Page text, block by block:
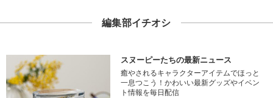
編集部イチオシ
スヌーピーたちの最新ニュース
癒やされるキャラクターアイテムでほっと
一息つこう！かわいい最新グッズやイベン
ト情報を毎日配信